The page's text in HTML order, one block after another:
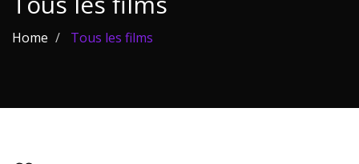
Les films par
Home Tous les films